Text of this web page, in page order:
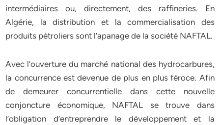
intermédiaires ou, directement, des raffineries. En
Algérie, la distribution et la commercialisation des
produits pétroliers sont l’apanage de la société NAFTAL.
Avec l’ouverture du marché national des hydrocarbures,
la concurrence est devenue de plus en plus féroce. Afin
de demeurer concurrentielle dans cette nouvelle
conjoncture économique, NAFTAL se trouve dans
l’obligation d’entreprendre le développement et la